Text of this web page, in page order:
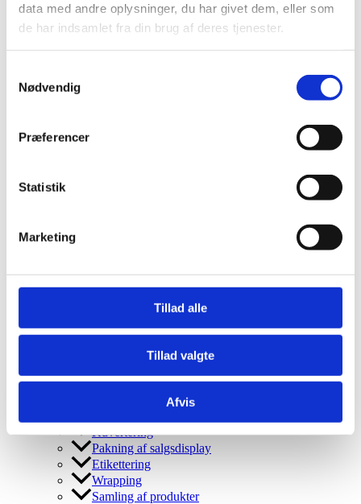
data med andre oplysninger, du har givet dem, eller som
de har indsamlet fra din brug af deres tjenester.
Nødvendig
Præferencer
Statistik
Marketing
Tillad alle
Tillad valgte
Afvis
Pakning af fødevare
Pakning i poser
Kuvertering
Pakning af salgsdisplay
Etikettering
Wrapping
Samling af produkter